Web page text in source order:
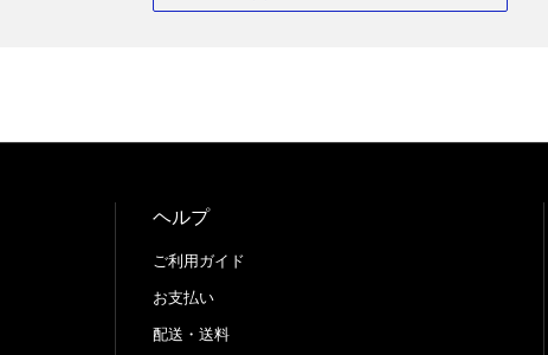
ヘルプ
ご利用ガイド
お支払い
配送・送料